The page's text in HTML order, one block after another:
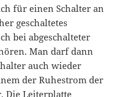
für einen Schalter an
geschaltetes
bei abgeschalteter
Man darf dann
auch wieder
der Ruhestrom der
Die Leiterplatte